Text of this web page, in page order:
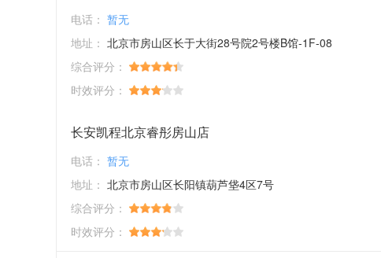
电话： 暂无
地址： 北京市房山区长于大街28号院2号楼B馆-1F-08
综合评分：
时效评分：
长安凯程北京睿彤房山店
电话： 暂无
地址： 北京市房山区长阳镇葫芦垡4区7号
综合评分：
时效评分：